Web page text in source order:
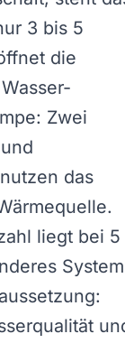
3 bis 5
die
Zwei
das
liegt bei 5
System